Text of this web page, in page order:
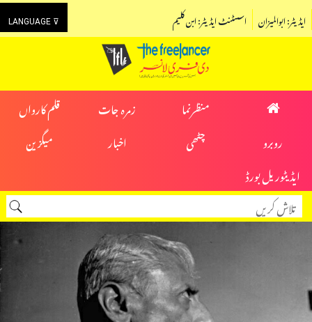
LANGUAGE ⊽ اسسٹنٹ ایڈیٹر: ابن کلیم ایڈیٹر: ابوالمیزان
منظرنما زمرہ جات
قلم کارواں
روبرو
چٹھی اخبار
میگزین
ایڈیٹوریل بورڈ